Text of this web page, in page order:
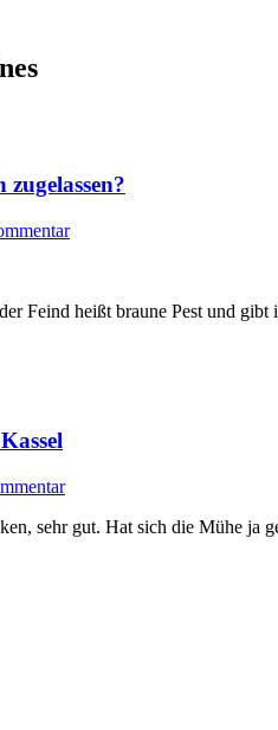
Feind heißt braune Pest und
sehr gut. Hat sich die Mühe ja